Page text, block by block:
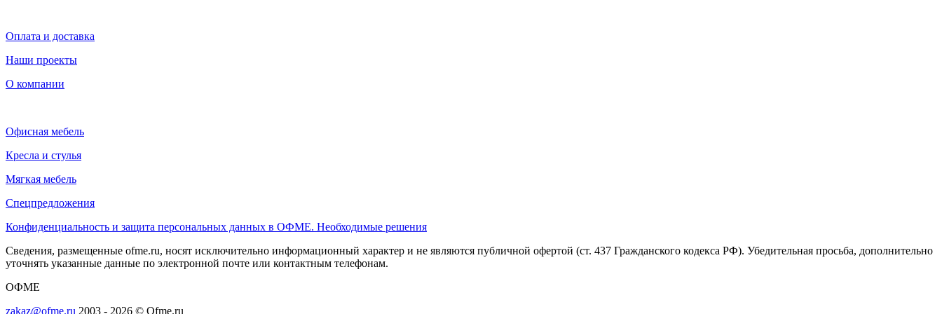
Оплата и доставка
Наши проекты
О компании
Офисная мебель
Кресла и стулья
Мягкая мебель
Спецпредложения
Конфиденциальность и защита персональных данных в ОФМЕ. Необходимые решения
Сведения, размещенные ofme.ru, носят исключительно информационный характер и не являются публичной офертой (ст. 437 Гражданского кодекса РФ). Убедительная просьба, дополнительно
уточнять указанные данные по электронной почте или контактным телефонам.
ОФМЕ
zakaz@ofme.ru 2003 - 2026 © Ofme.ru